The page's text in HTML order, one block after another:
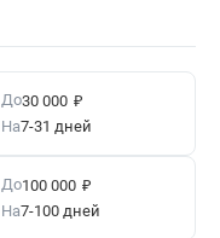
До30 000 ₽
На7-31 дней
До100 000 ₽
На7-100 дней